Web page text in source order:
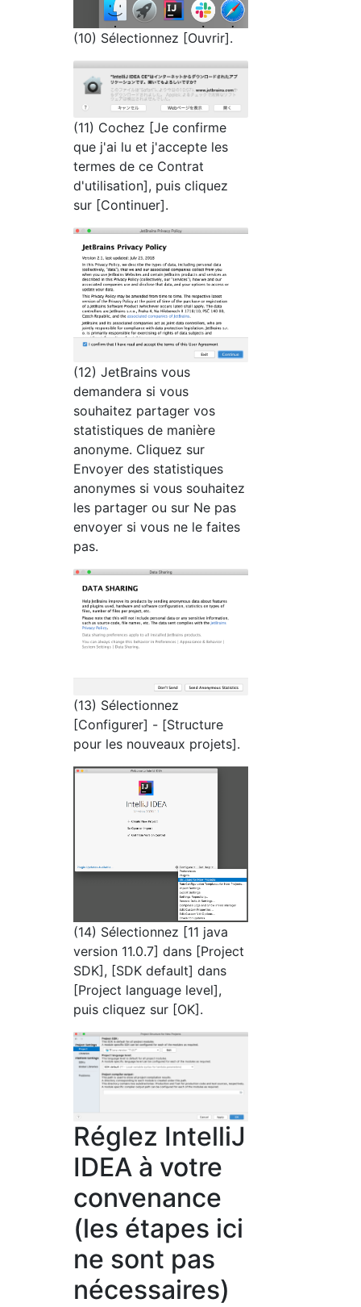
(10) Sélectionnez [Ouvrir].
(11) Cochez [Je confirme
que j'ai lu et j'accepte les
termes de ce Contrat
d'utilisation], puis cliquez
sur [Continuer].
(12) JetBrains vous
demandera si vous
souhaitez partager vos
statistiques de manière
anonyme. Cliquez sur
Envoyer des statistiques
anonymes si vous souhaitez
les partager ou sur Ne pas
envoyer si vous ne le faites
pas.
(13) Sélectionnez
[Configurer] - [Structure
pour les nouveaux projets].
(14) Sélectionnez [11 java
version 11.0.7] dans [Project
SDK], [SDK default] dans
[Project language level],
puis cliquez sur [OK].
Réglez IntelliJ
IDEA à votre
convenance
(les étapes ici
ne sont pas
nécessaires)